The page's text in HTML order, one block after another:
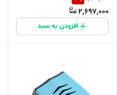
2,697,000
افزودن به سبد